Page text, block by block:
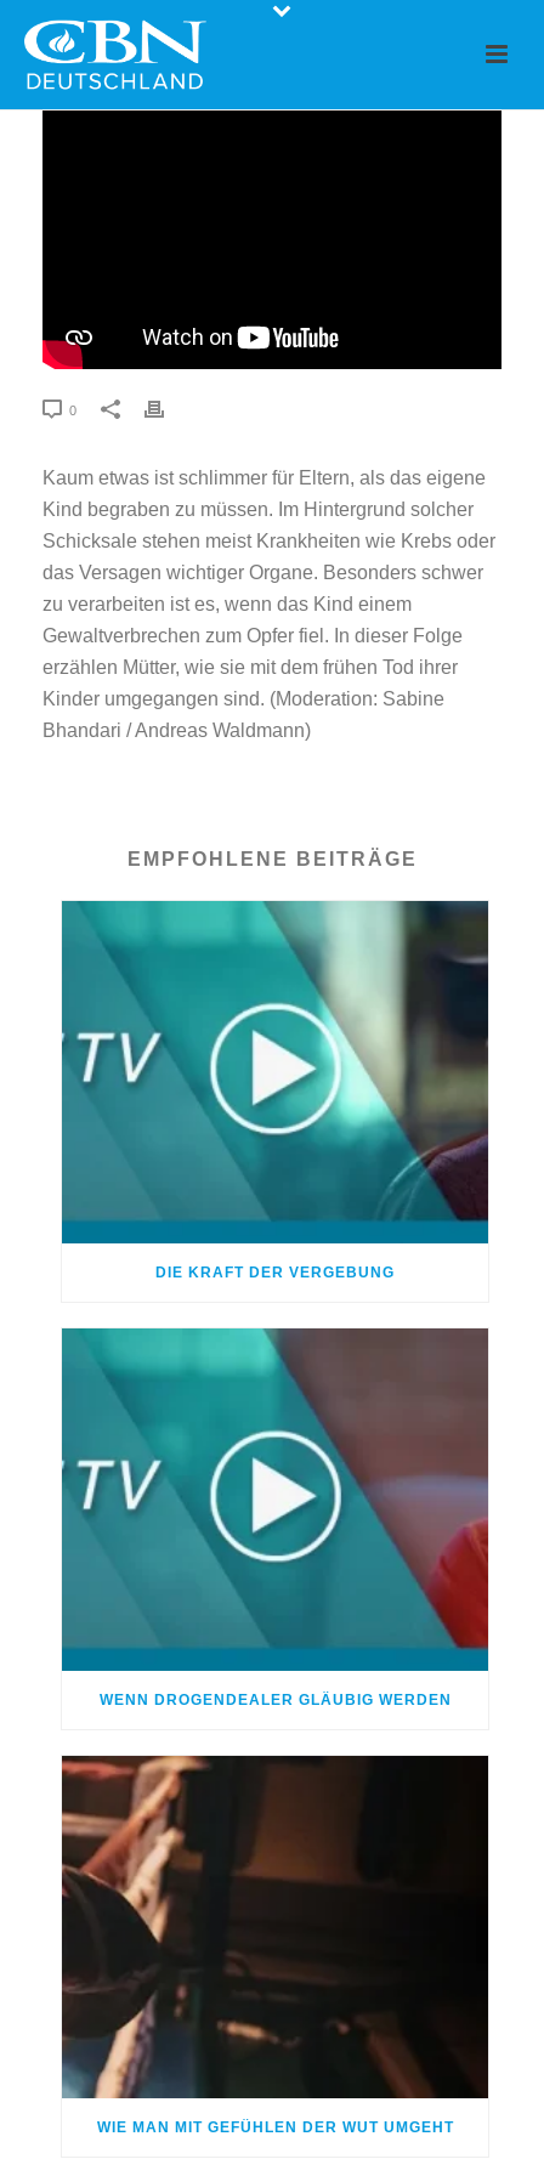
0
Kaum etwas ist schlimmer für Eltern, als das eigene
Kind begraben zu müssen. Im Hintergrund solcher
Schicksale stehen meist Krankheiten wie Krebs oder
das Versagen wichtiger Organe. Besonders schwer
zu verarbeiten ist es, wenn das Kind einem
Gewaltverbrechen zum Opfer fiel. In dieser Folge
erzählen Mütter, wie sie mit dem frühen Tod ihrer
Kinder umgegangen sind. (Moderation: Sabine
Bhandari / Andreas Waldmann)
EMPFOHLENE BEITRÄGE
DIE KRAFT DER VERGEBUNG
WENN DROGENDEALER GLÄUBIG WERDEN
WIE MAN MIT GEFÜHLEN DER WUT UMGEHT